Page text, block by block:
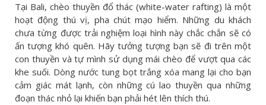
Tại Bali, chèo thuyền đổ thác (white-water rafting) là một
hoạt động thú vị, pha chút mạo hiểm. Những du khách
chưa từng được trải nghiệm loại hình này chắc chắn sẽ có
ấn tượng khó quên. Hãy tưởng tượng bạn sẽ đi trên một
con thuyền và tự mình sử dụng mái chèo để vượt qua các
khe suối. Dòng nước tung bọt trắng xóa mang lại cho bạn
cảm giác mát lạnh, còn những cú lao thuyền qua những
đoạn thác nhỏ lại khiến bạn phải hét lên thích thú.